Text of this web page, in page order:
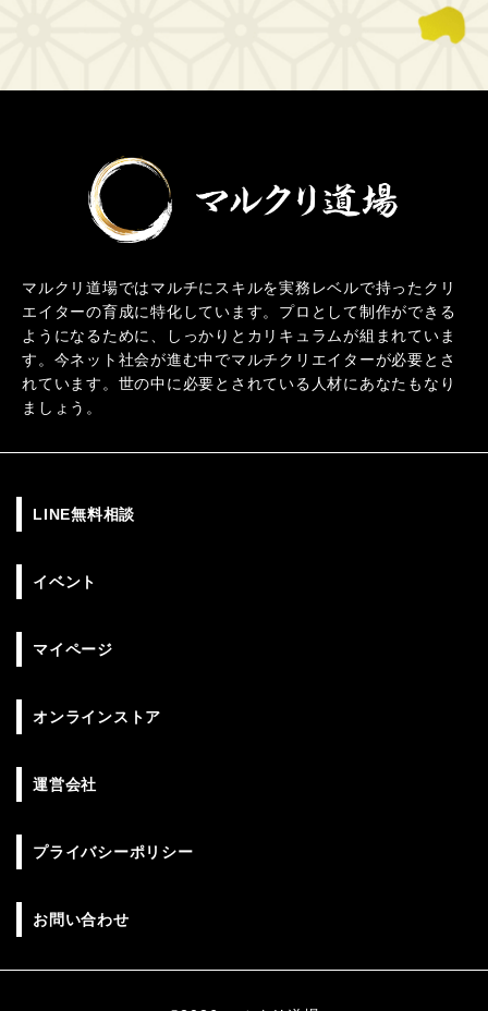
マルクリ道場ではマルチにスキルを実務レベルで持ったクリ
エイターの育成に特化しています。プロとして制作ができる
ようになるために、しっかりとカリキュラムが組まれていま
す。今ネット社会が進む中でマルチクリエイターが必要とさ
れています。世の中に必要とされている人材にあなたもなり
ましょう。
LINE無料相談
イベント
マイページ
オンラインストア
運営会社
プライバシーポリシー
お問い合わせ